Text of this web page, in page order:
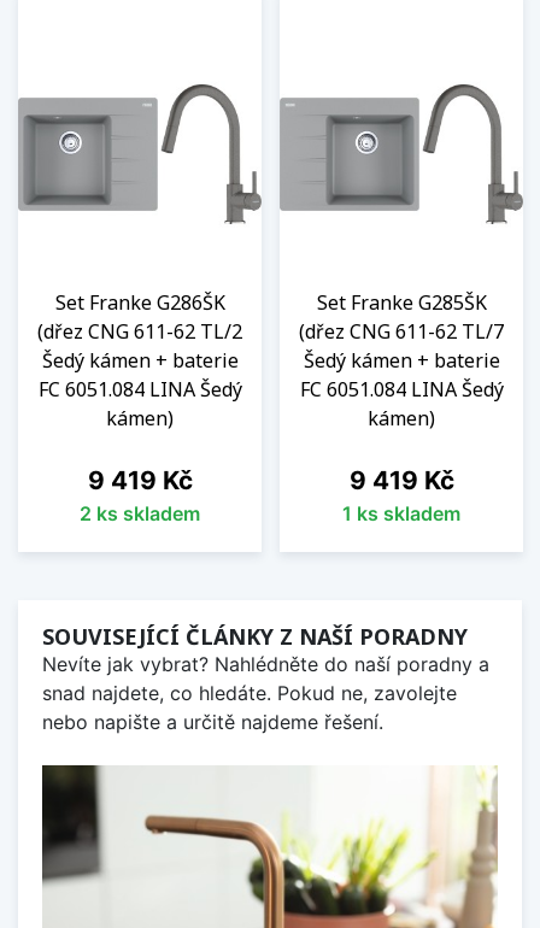
Set Franke G286ŠK
(dřez CNG 611-62 TL/2
Šedý kámen + baterie
FC 6051.084 LINA Šedý
kámen)
Cena
9 419 Kč
2 ks skladem
Set Franke G285ŠK
(dřez CNG 611-62 TL/7
Šedý kámen + baterie
FC 6051.084 LINA Šedý
kámen)
Cena
9 419 Kč
1 ks skladem
SOUVISEJÍCÍ ČLÁNKY Z NAŠÍ PORADNY
Nevíte jak vybrat? Nahlédněte do naší poradny a
snad najdete, co hledáte. Pokud ne, zavolejte
nebo napište a určitě najdeme řešení.